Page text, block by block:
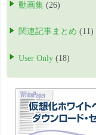
動画集 (26)
関連記事まとめ (11)
User Only (18)